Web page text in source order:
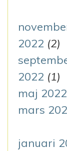
2022 (2)
2022 (1)
maj 2022
mars
januari